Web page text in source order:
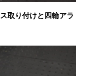
取り付けと四輪アラ